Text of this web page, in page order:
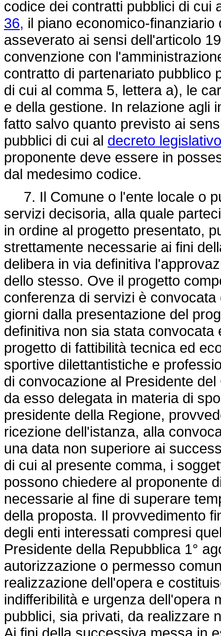
codice dei contratti pubblici di cui
36, il piano economico-
asseverato ai sensi dell'articolo
convenzione con
contratto di partenariato pubblico
di cui al comma 5, lettera a), le
e della gestione. In relazione agli
fatto salvo quanto previsto ai
pubblici di cui al decreto
proponente deve essere in
dal medesimo codice.
7. Il Comune o l'ente locale o
servizi decisoria, alla quale
in ordine al progetto presentato,
strettamente necessarie ai fini
delibera in via definitiva
dello stesso. Ove il progetto
conferenza di servizi è
giorni dalla presentazione del
definitiva non sia stata
progetto di fattibilità tecnica ed
sportive dilettantistiche e
di convocazione al Presidente
da esso delegata in materia di
presidente della Regione,
ricezione dell'istanza, alla
una data non superiore ai
di cui al presente comma, i
possono chiedere al proponente
necessarie al fine di superare
della proposta. Il provvedimento
degli enti interessati compresi
Presidente della Repubblica 1°
autorizzazione o permesso
realizzazione dell'opera e
indifferibilità e urgenza dell'opera
pubblici, sia privati, da realizzare